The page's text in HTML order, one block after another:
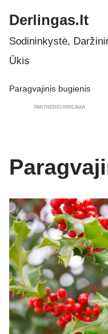
Skip
to
Derlingas.lt
Sodininkystė,
Ūkis
Paragvajinis bugienis
PARTNERIO REKLAMA